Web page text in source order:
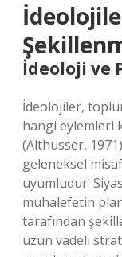
İdeoloji ve
İdeolojiler,
hangi eylemleri
(Althusser,
geleneksel
uyumludur.
muhalefetin
tarafından
uzun vadeli